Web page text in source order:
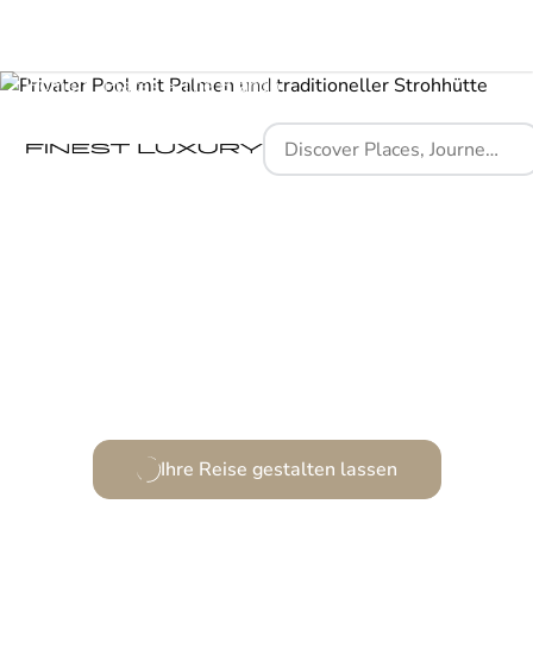
Home Places The Brando
Ihre Reise gestalten lassen